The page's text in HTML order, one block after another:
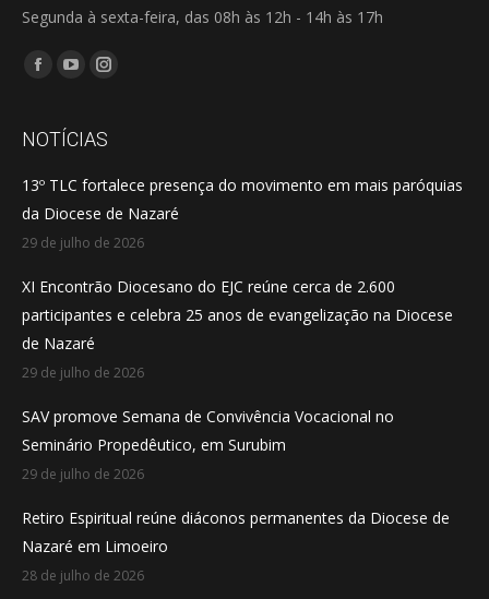
Segunda à sexta-feira, das 08h às 12h - 14h às 17h
Encontre-nos em:
Facebook
opens
new
window
YouTube
opens
new
window
Instagram
opens
new
window
NOTÍCIAS
13º TLC fortalece presença do movimento em mais paróquias
da Diocese de Nazaré
29 de julho de 2026
XI Encontrão Diocesano do EJC reúne cerca de 2.600
participantes e celebra 25 anos de evangelização na Diocese
de Nazaré
29 de julho de 2026
SAV promove Semana de Convivência Vocacional no
Seminário Propedêutico, em Surubim
29 de julho de 2026
Retiro Espiritual reúne diáconos permanentes da Diocese de
Nazaré em Limoeiro
28 de julho de 2026